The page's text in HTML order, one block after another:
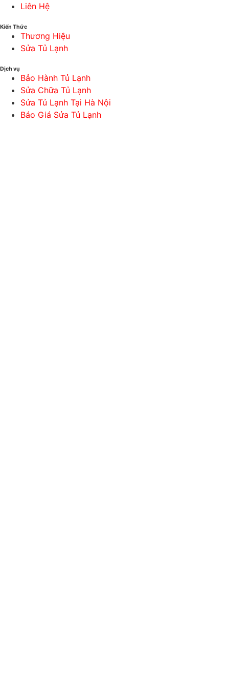
Liên Hệ
Kiến Thức
Thương Hiệu
Sửa Tủ Lạnh
Dịch vụ
Bảo Hành Tủ Lạnh
Sửa Chữa Tủ Lạnh
Sửa Tủ Lạnh Tại Hà Nội
Báo Giá Sửa Tủ Lạnh